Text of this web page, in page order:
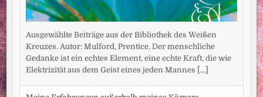
Ausgewählte Beiträge aus der Bibliothek des Weißen
Kreuzes. Autor: Mulford, Prentice. Der menschliche
Gedanke ist ein echtes Element, eine echte Kraft, die wie
Elektrizität aus dem Geist eines jeden Mannes [...]